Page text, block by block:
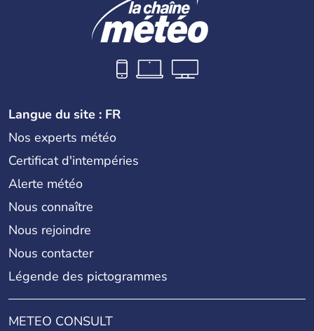
Langue du site : FR
Nos experts météo
Certificat d'intempéries
Alerte météo
Nous connaître
Nous rejoindre
Nous contacter
Légende des pictogrammes
METEO CONSULT